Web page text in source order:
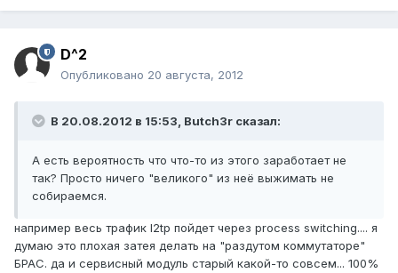
D^2
Опубликовано 20 августа, 2012
В 20.08.2012 в 15:53, Butch3r сказал:
А есть вероятность что что-то из этого заработает не
так? Просто ничего "великого" из неё выжимать не
собираемся.
например весь трафик l2tp пойдет через process switching.... я
думаю это плохая затея делать на "раздутом коммутаторе"
БРАС. да и сервисный модуль старый какой-то совсем... 100%